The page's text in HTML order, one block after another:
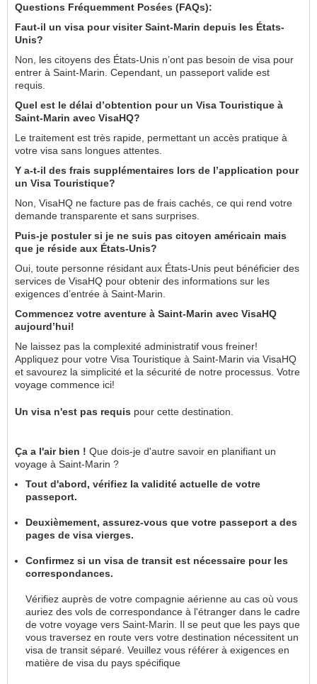
Questions Fréquemment Posées (FAQs):
Faut-il un visa pour visiter Saint-Marin depuis les États-
Unis?
Non, les citoyens des États-Unis n’ont pas besoin de visa pour
entrer à Saint-Marin. Cependant, un passeport valide est
requis.
Quel est le délai d’obtention pour un Visa Touristique à
Saint-Marin avec VisaHQ?
Le traitement est très rapide, permettant un accès pratique à
votre visa sans longues attentes.
Y a-t-il des frais supplémentaires lors de l’application pour
un Visa Touristique?
Non, VisaHQ ne facture pas de frais cachés, ce qui rend votre
demande transparente et sans surprises.
Puis-je postuler si je ne suis pas citoyen américain mais
que je réside aux États-Unis?
Oui, toute personne résidant aux États-Unis peut bénéficier des
services de VisaHQ pour obtenir des informations sur les
exigences d’entrée à Saint-Marin.
Commencez votre aventure à Saint-Marin avec VisaHQ
aujourd’hui!
Ne laissez pas la complexité administratif vous freiner!
Appliquez pour votre Visa Touristique à Saint-Marin via VisaHQ
et savourez la simplicité et la sécurité de notre processus. Votre
voyage commence ici!
Un visa n'est pas requis pour cette destination.
Ça a l'air bien ! Que dois-je d'autre savoir en planifiant un
voyage à Saint-Marin ?
Tout d'abord, vérifiez la validité actuelle de votre
passeport.
Deuxièmement, assurez-vous que votre passeport a des
pages de visa vierges.
Confirmez si un visa de transit est nécessaire pour les
correspondances.
Vérifiez auprès de votre compagnie aérienne au cas où vous
auriez des vols de correspondance à l'étranger dans le cadre
de votre voyage vers Saint-Marin. Il se peut que les pays que
vous traversez en route vers votre destination nécessitent un
visa de transit séparé. Veuillez vous référer à exigences en
matière de visa du pays spécifique